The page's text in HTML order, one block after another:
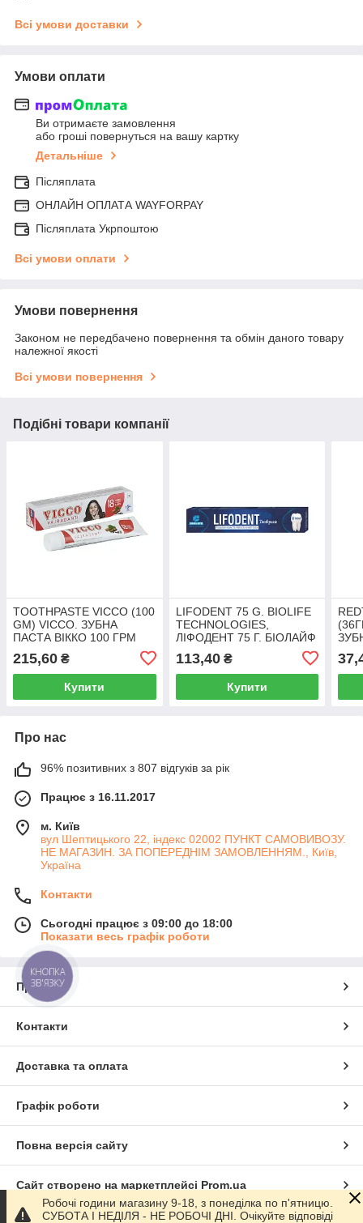
Всі умови доставки
Умови оплати
Ви отримаєте замовлення
або гроші повернуться на вашу картку
Детальніше
Післяплата
ОНЛАЙН ОПЛАТА WAYFORPAY
Післяплата Укрпоштою
Всі умови оплати
Умови повернення
Законом не передбачено повернення та обмін даного товару
належної якості
Всі умови повернення
Подібні товари компанії
TOOTHPASTE VICCO (100
GM) VICCO. ЗУБНА
ПАСТА ВІККО 100 ГРМ
215,60 ₴
Купити
LIFODENT 75 G. BIOLIFE
TECHNOLOGIES,
ЛІФОДЕНТ 75 Г. БІОЛАЙФ
113,40₴
Купити
Про нас
96% позитивних з 807 відгуків за рік
Працює з 16.11.2017
м. Київ
вул Шептицького 22, індекс 02002 ПУНКТ САМОВИВОЗУ.
НЕ МАГАЗИН. ЗА ПОПЕРЕДНІМ ЗАМОВЛЕННЯМ., Київ,
Україна
Контакти
Сьогодні працює з 09:00 до 18:00
Показати весь графік роботи
Про нас
Контакти
Доставка та оплата
Графік роботи
Повна версія сайту
Сайт створено на маркетплейсі Prom.ua
Робочі години магазину 9-18, з понеділка по п'ятницю.
СУБОТА І НЕДІЛЯ - НЕ РОБОЧІ ДНІ. Очікуйте відповіді
КНОПКА
ЗВ'ЯЗКУ